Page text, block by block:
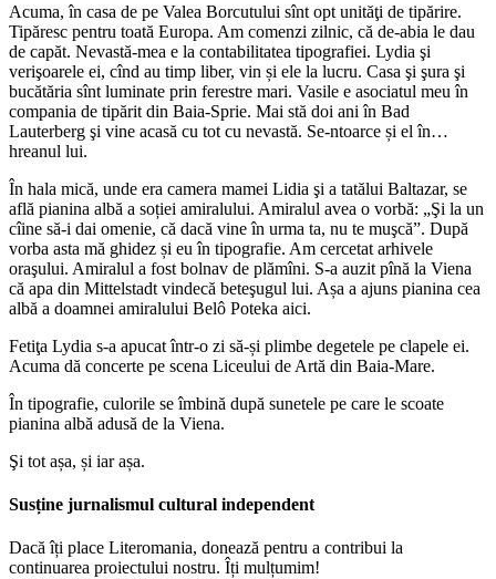
Acuma, în casa de pe Valea Borcutului sînt opt unităţi de tipărire.
Tipăresc pentru toată Europa. Am comenzi zilnic, că de-abia le dau
de capăt. Nevastă-mea e la contabilitatea tipografiei. Lydia şi
verişoarele ei, cînd au timp liber, vin și ele la lucru. Casa şi şura şi
bucătăria sînt luminate prin ferestre mari. Vasile e asociatul meu în
compania de tipărit din Baia-Sprie. Mai stă doi ani în Bad
Lauterberg şi vine acasă cu tot cu nevastă. Se-ntoarce și el în…
hreanul lui.
În hala mică, unde era camera mamei Lidia şi a tatălui Baltazar, se
află pianina albă a soției amiralului. Amiralul avea o vorbă: „Şi la un
cîine să-i dai omenie, că dacă vine în urma ta, nu te muşcă”. După
vorba asta mă ghidez și eu în tipografie. Am cercetat arhivele
oraşului. Amiralul a fost bolnav de plămîni. S-a auzit pînă la Viena
că apa din Mittelstadt vindecă beteşugul lui. Așa a ajuns pianina cea
albă a doamnei amiralului Belô Poteka aici.
Fetiţa Lydia s-a apucat într-o zi să-și plimbe degetele pe clapele ei.
Acuma dă concerte pe scena Liceului de Artă din Baia-Mare.
În tipografie, culorile se îmbină după sunetele pe care le scoate
pianina albă adusă de la Viena.
Şi tot așa, și iar așa.
Susține jurnalismul cultural independent
Dacă îți place Literomania, donează pentru a contribui la
continuarea proiectului nostru. Îți mulțumim!